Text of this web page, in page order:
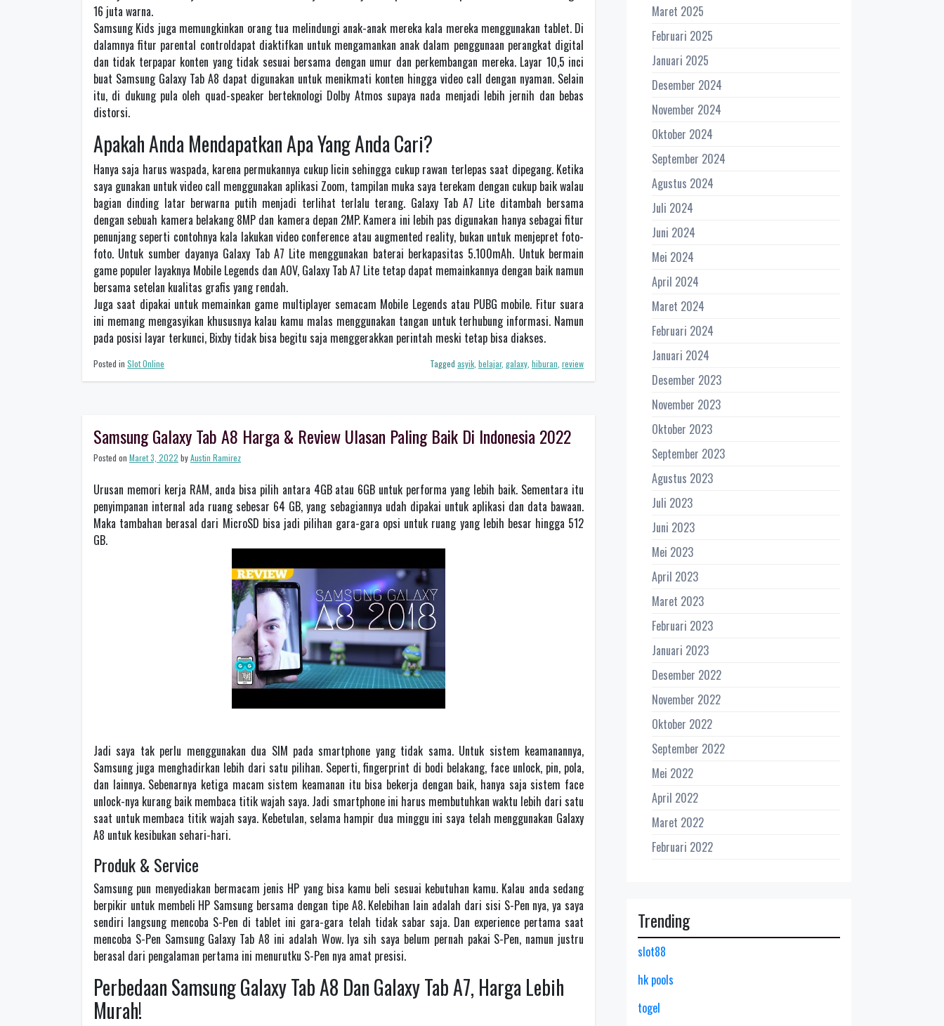
16 juta warna.
Samsung Kids juga memungkinkan orang tua melindungi anak-anak mereka kala mereka menggunakan tablet. Di
dalamnya fitur parental controldapat diaktifkan untuk mengamankan anak dalam penggunaan perangkat digital
dan tidak terpapar konten yang tidak sesuai bersama dengan umur dan perkembangan mereka. Layar 10,5 inci
buat Samsung Galaxy Tab A8 dapat digunakan untuk menikmati konten hingga video call dengan nyaman. Selain
itu, di dukung pula oleh quad-speaker berteknologi Dolby Atmos supaya nada menjadi lebih jernih dan bebas
distorsi.
Apakah Anda Mendapatkan Apa Yang Anda Cari?
Hanya saja harus waspada, karena permukannya cukup licin sehingga cukup rawan terlepas saat dipegang. Ketika
saya gunakan untuk video call menggunakan aplikasi Zoom, tampilan muka saya terekam dengan cukup baik walau
bagian dinding latar berwarna putih menjadi terlihat terlalu terang. Galaxy Tab A7 Lite ditambah bersama
dengan sebuah kamera belakang 8MP dan kamera depan 2MP. Kamera ini lebih pas digunakan hanya sebagai fitur
penunjang seperti contohnya kala lakukan video conference atau augmented reality, bukan untuk menjepret foto-
foto. Untuk sumber dayanya Galaxy Tab A7 Lite menggunakan baterai berkapasitas 5.100mAh. Untuk bermain
game populer layaknya Mobile Legends dan AOV, Galaxy Tab A7 Lite tetap dapat memainkannya dengan baik namun
bersama setelan kualitas grafis yang rendah.
Juga saat dipakai untuk memainkan game multiplayer semacam Mobile Legends atau PUBG mobile. Fitur suara
ini memang mengasyikan khususnya kalau kamu malas menggunakan tangan untuk terhubung informasi. Namun
pada posisi layar terkunci, Bixby tidak bisa begitu saja menggerakkan perintah meski tetap bisa diakses.
Posted in Slot Online Tagged asyik belajar, galaxy hiburan review
Samsung Galaxy Tab A8 Harga & Review Ulasan Paling Baik Di Indonesia 2022
Posted on Maret 3, 2022 byAustin Ramirez
Urusan memori kerja RAM, anda bisa pilih antara 4GB atau 6GB untuk performa yang lebih baik. Sementara itu
penyimpanan internal ada ruang sebesar 64 GB, yang sebagiannya udah dipakai untuk aplikasi dan data bawaan.
Maka tambahan berasal dari MicroSD bisa jadi pilihan gara-gara opsi untuk ruang yang lebih besar hingga 512
GB.
Jadi saya tak perlu menggunakan dua SIM pada smartphone yang tidak sama. Untuk sistem keamanannya,
Samsung juga menghadirkan lebih dari satu pilihan. Seperti, fingerprint di bodi belakang, face unlock, pin, pola,
dan lainnya. Sebenarnya ketiga macam sistem keamanan itu bisa bekerja dengan baik, hanya saja sistem face
unlock-nya kurang baik membaca titik wajah saya. Jadi smartphone ini harus membutuhkan waktu lebih dari satu
saat untuk membaca titik wajah saya. Kebetulan, selama hampir dua minggu ini saya telah menggunakan Galaxy
A8 untuk kesibukan sehari-hari.
Produk & Service
Samsung pun menyediakan bermacam jenis HP yang bisa kamu beli sesuai kebutuhan kamu. Kalau anda sedang
berpikir untuk membeli HP Samsung bersama dengan tipe A8. Kelebihan lain adalah dari sisi S-Pen nya, ya saya
sendiri langsung mencoba S-Pen di tablet ini gara-gara telah tidak sabar saja. Dan experience pertama saat
mencoba S-Pen Samsung Galaxy Tab A8 ini adalah Wow. Iya sih saya belum pernah pakai S-Pen, namun justru
berasal dari pengalaman pertama ini menurutku S-Pen nya amat presisi.
Perbedaan Samsung Galaxy Tab A8 Dan Galaxy Tab A7, Harga Lebih
Murah!
Maret 2025
Februari 2025
Januari 2025
Desember 2024
November 2024
Oktober 2024
September 2024
Agustus 2024
Juli 2024
Juni 2024
Mei 2024
April 2024
Maret 2024
Februari 2024
Januari 2024
Desember 2023
November 2023
Oktober 2023
September 2023
Agustus 2023
Juli 2023
Juni 2023
Mei 2023
April 2023
Maret 2023
Februari 2023
Januari 2023
Desember 2022
November 2022
Oktober 2022
September 2022
Mei 2022
April 2022
Maret 2022
Februari 2022
Trending
slot88
hk pools
togel